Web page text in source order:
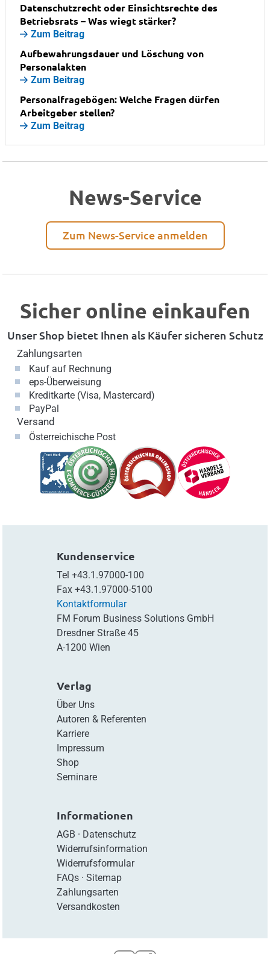
Datenschutzrecht oder Einsichtsrechte des
Betriebsrats – Was wiegt stärker?
Zum Beitrag
Aufbewahrungsdauer und Löschung von
Personalakten
Zum Beitrag
Personalfragebögen: Welche Fragen dürfen
Arbeitgeber stellen?
Zum Beitrag
News-Service
Zum News-Service anmelden
Sicher online einkaufen
Unser Shop bietet Ihnen als Käufer sicheren Schutz
Zahlungsarten
Kauf auf Rechnung
eps-Überweisung
Kreditkarte (Visa, Mastercard)
PayPal
Versand
Österreichische Post
Kundenservice
Tel +43.1.97000-100
Fax +43.1.97000-5100
Kontaktformular
FM Forum Business Solutions GmbH
Dresdner Straße 45
A-1200 Wien
Verlag
Über Uns
Autoren & Referenten
Karriere
Impressum
Shop
Seminare
Informationen
AGB · Datenschutz
Widerrufsinformation
Widerrufsformular
FAQs· Sitemap
Zahlungsarten
Versandkosten